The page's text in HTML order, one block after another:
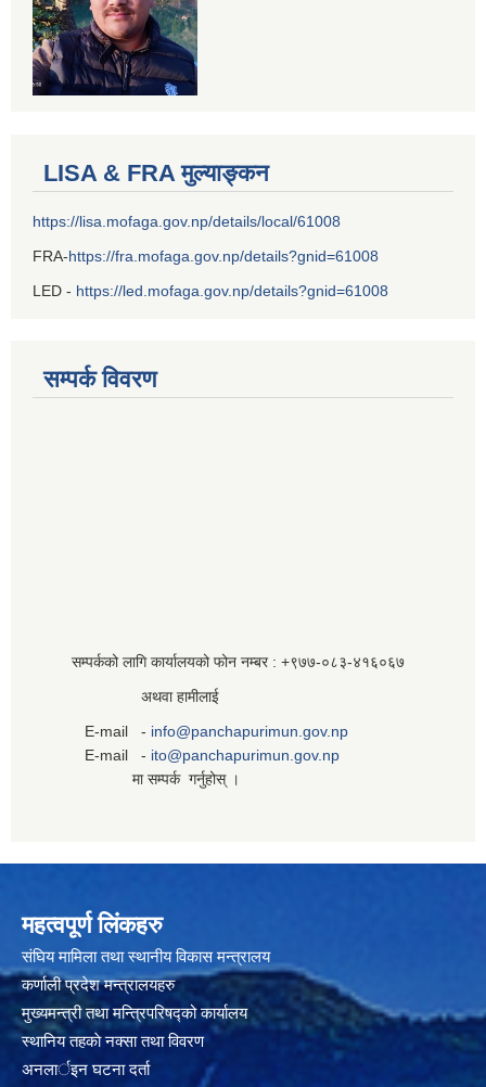
LISA & FRA मुल्याङ्कन
https://lisa.mofaga.gov.np/details/local/61008
FRA-https://fra.mofaga.gov.np/details?gnid=61008
LED - https://led.mofaga.gov.np/details?gnid=61008
सम्पर्क विवरण
सम्पर्कको लागि कार्यालयको फोन नम्बर : +९७७-०८३‍-४१६०६७
अथवा हामीलाई
E-mail - info@panchapurimun.gov.np
E-mail - ito@panchapurimun.gov.np
मा सम्पर्क गर्नुहोस् ।
महत्वपूर्ण लिंकहरु
संघिय मामिला तथा स्थानीय विकास मन्त्रालय
कर्णाली प्रदेश मन्त्रालयहरु
मुख्यमन्त्री तथा मन्त्रिपरिषद्को कार्यालय
स्थानिय तहकाे नक्सा तथा विवरण
अनलार्इन घटना दर्ता